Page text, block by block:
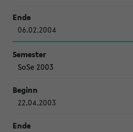
06.02.2004
SoSe 2003
22.04.2003